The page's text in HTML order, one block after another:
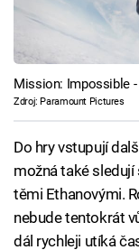
Mission: Impossible
Zdroj: Paramount Pictures
Do hry vstupují
možná také sledují
těmi Ethanovými.
nebude tentokrát
dál rychleji utíká